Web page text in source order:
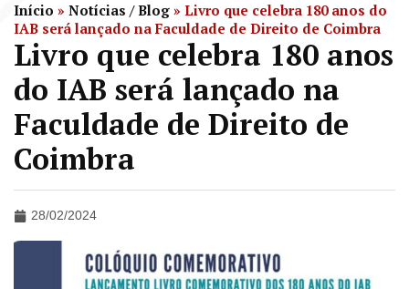
Início » Notícias / Blog » Livro que celebra 180 anos do
IAB será lançado na Faculdade de Direito de Coimbra
Livro que celebra 180 anos
do IAB será lançado na
Faculdade de Direito de
Coimbra
28/02/2024